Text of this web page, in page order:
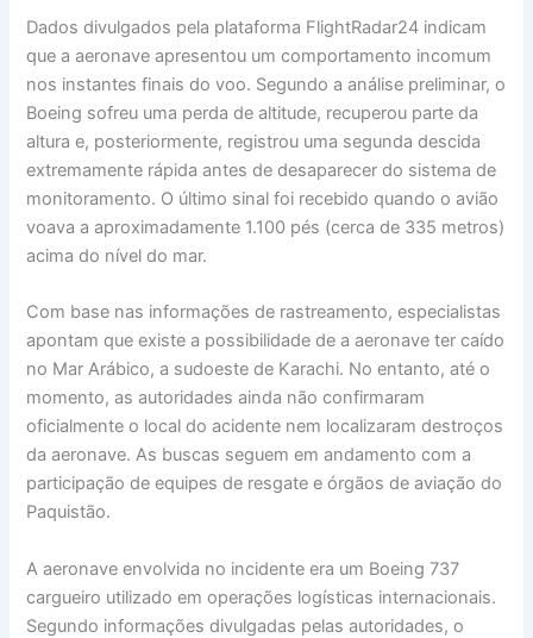
Dados divulgados pela plataforma FlightRadar24 indicam
que a aeronave apresentou um comportamento incomum
nos instantes finais do voo. Segundo a análise preliminar, o
Boeing sofreu uma perda de altitude, recuperou parte da
altura e, posteriormente, registrou uma segunda descida
extremamente rápida antes de desaparecer do sistema de
monitoramento. O último sinal foi recebido quando o avião
voava a aproximadamente 1.100 pés (cerca de 335 metros)
acima do nível do mar.
Com base nas informações de rastreamento, especialistas
apontam que existe a possibilidade de a aeronave ter caído
no Mar Arábico, a sudoeste de Karachi. No entanto, até o
momento, as autoridades ainda não confirmaram
oficialmente o local do acidente nem localizaram destroços
da aeronave. As buscas seguem em andamento com a
participação de equipes de resgate e órgãos de aviação do
Paquistão.
A aeronave envolvida no incidente era um Boeing 737
cargueiro utilizado em operações logísticas internacionais.
Segundo informações divulgadas pelas autoridades, o